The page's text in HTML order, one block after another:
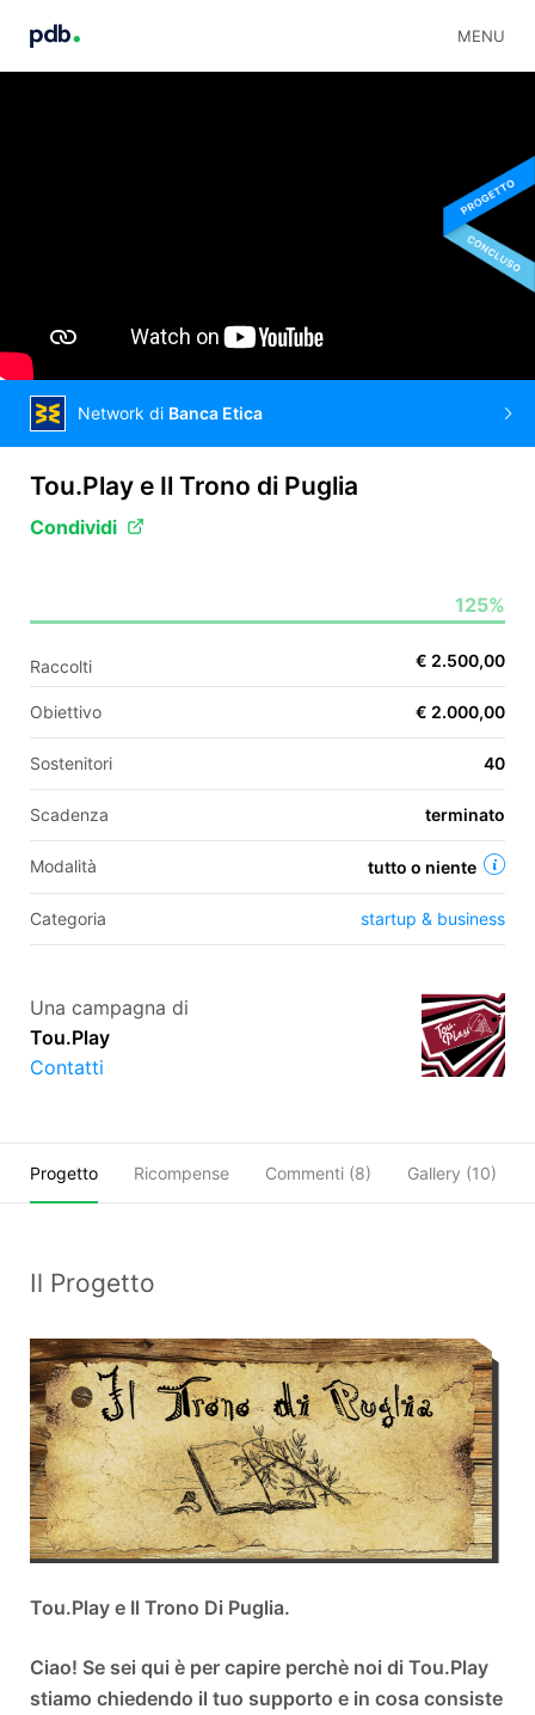
MENU
IT
EN
FR
ES
Network di Banca Etica
Tou.Play e Il Trono di Puglia
Condividi
125%
Raccolti € 2.500,00
Obiettivo € 2.000,00
Sostenitori 40
Scadenza terminato
Modalità tutto o niente
Categoria startup & business
Una campagna di
Tou.Play
Contatti
Progetto Ricompense Commenti (8) Gallery (10)
Il Progetto
Tou.Play e Il Trono Di Puglia.
Ciao! Se sei qui è per capire perchè noi di Tou.Play
stiamo chiedendo il tuo supporto e in cosa consiste